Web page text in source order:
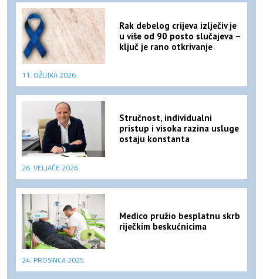
Rak debelog crijeva izlječiv je
u više od 90 posto slučajeva –
ključ je rano otkrivanje
11. OŽUJKA 2026.
Stručnost, individualni
pristup i visoka razina usluge
ostaju konstanta
26. VELJAČE 2026.
Medico pružio besplatnu skrb
riječkim beskućnicima
24. PROSINCA 2025.